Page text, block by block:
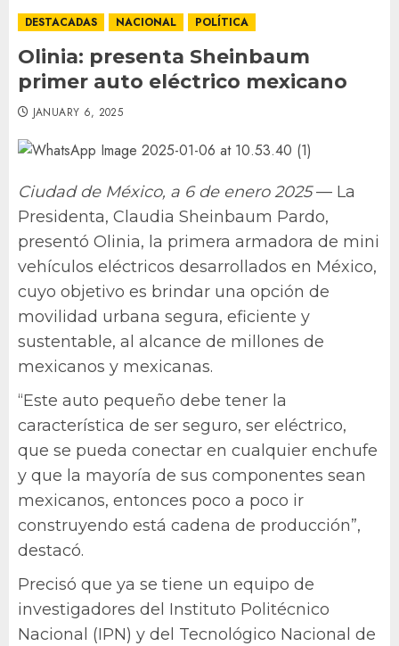
DESTACADAS NACIONAL POLÍTICA
Olinia: presenta Sheinbaum
primer auto eléctrico mexicano
JANUARY 6, 2025
Ciudad de México, a 6 de enero 2025— La
Presidenta, Claudia Sheinbaum Pardo,
presentó Olinia, la primera armadora de mini
vehículos eléctricos desarrollados en México,
cuyo objetivo es brindar una opción de
movilidad urbana segura, eficiente y
sustentable, al alcance de millones de
mexicanos y mexicanas.
“Este auto pequeño debe tener la
característica de ser seguro, ser eléctrico,
que se pueda conectar en cualquier enchufe
y que la mayoría de sus componentes sean
mexicanos, entonces poco a poco ir
construyendo está cadena de producción”,
destacó.
Precisó que ya se tiene un equipo de
investigadores del Instituto Politécnico
Nacional (IPN) y del Tecnológico Nacional de